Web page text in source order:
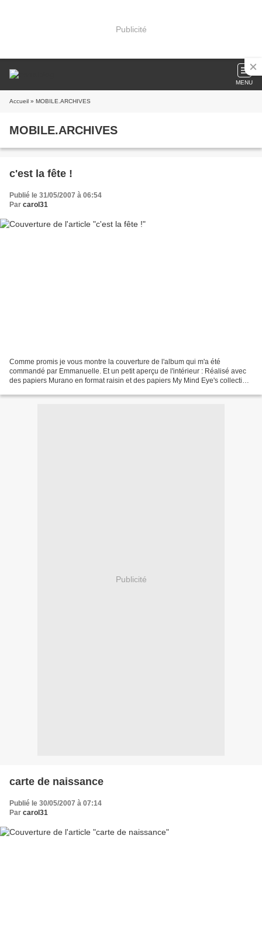
Publicité
MENU
Accueil » MOBILE.ARCHIVES
MOBILE.ARCHIVES
c'est la fête !
Publié le 31/05/2007 à 06:54
Par carol31
Comme promis je vous montre la couverture de l'album qui m'a été
commandé par Emmanuelle. Et un petit aperçu de l'intérieur : Réalisé avec
des papiers Murano en format raisin et des papiers My Mind Eye's collection
Publicité
carte de naissance
Publié le 30/05/2007 à 07:14
Par carol31